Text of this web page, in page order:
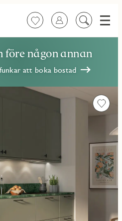
FavoriterLogga in
Sök
Meny
före någon annan
att boka bostad